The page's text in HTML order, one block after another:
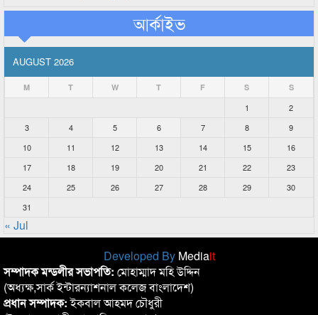
আর্কাইভ
AUGUST 2026
M T W T F S S
1
2
3
4 5 6 7 8
9
10
11 12 13 14 15
16
17
18 19 20 21 22
23
24
25 26 27 28 29
30
31
« Jul
Developed By Mediait
সম্পাদক মন্ডলীর সভাপতি: মোহাম্মাদ মহি উদ্দিন
(অধ্যক্ষ,সার্ক ইন্টারন্যাশনাল কলেজ বাংলাদেশ)
প্রধান সম্পাদক:ইকবাল আহমদ চৌধুরী